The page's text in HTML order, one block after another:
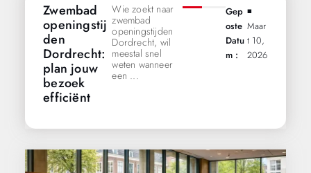
Zwembad
openingstij
den
Dordrecht:
plan jouw
bezoek
efficiënt
Wie zoekt naar
zwembad
openingstijden
Dordrecht, wil
meestal snel
weten wanneer
een ...
Gep
Oste
Datu
M :
◾️
Maar
T 10,
2026